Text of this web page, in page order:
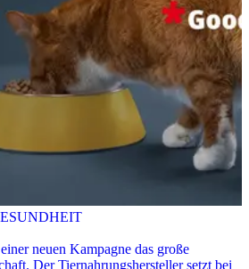
neuen Kampagne das große
Der Tiernahrungshersteller setzt bei